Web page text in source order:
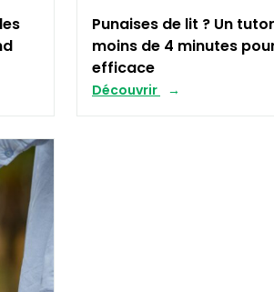
Punaises de lit ? Un
moins de 4 minutes
efficace
Découvrir